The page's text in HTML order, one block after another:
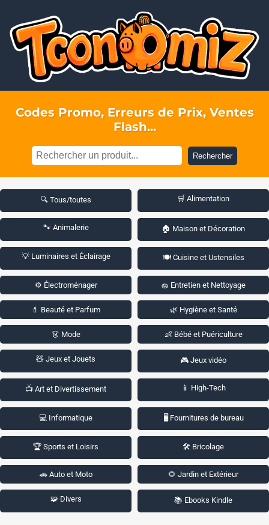
Codes Promo, Erreurs de Prix, Ventes
Flash...
Rechercher
🔍 Tous/toutes 🛒 Alimentation
🐾 Animalerie 🏠 Maison et Décoration
💡 Luminaires et Éclairage 🍽️ Cuisine et Ustensiles
⚙️ Électroménager 🧽 Entretien et Nettoyage
💄 Beauté et Parfum 🌿 Hygiène et Santé
👗 Mode 👶 Bébé et Puériculture
🧸 Jeux et Jouets 🎮 Jeux vidéo
📺 Art et Divertissement 📱 High-Tech
💻 Informatique 🖥️ Fournitures de bureau
🏆 Sports et Loisirs 🛠️ Bricolage
🚗 Auto et Moto 🌻 Jardin et Extérieur
🧩 Divers 📚 Ebooks Kindle